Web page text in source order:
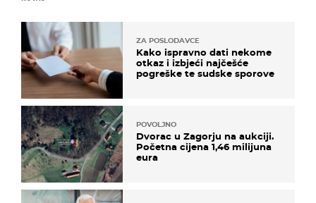
ZA POSLODAVCE
Kako ispravno dati nekome
otkaz i izbjeći najčešće
pogreške te sudske sporove
POVOLJNO
Dvorac u Zagorju na aukciji.
Početna cijena 1,46 milijuna
eura